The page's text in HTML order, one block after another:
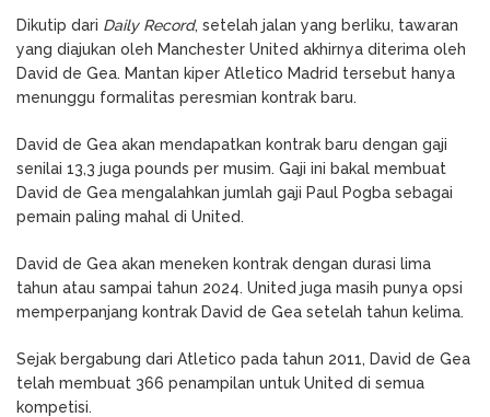
Dikutip dari Daily Record, setelah jalan yang berliku, tawaran
yang diajukan oleh Manchester United akhirnya diterima oleh
David de Gea. Mantan kiper Atletico Madrid tersebut hanya
menunggu formalitas peresmian kontrak baru.
David de Gea akan mendapatkan kontrak baru dengan gaji
senilai 13,3 juga pounds per musim. Gaji ini bakal membuat
David de Gea mengalahkan jumlah gaji Paul Pogba sebagai
pemain paling mahal di United.
David de Gea akan meneken kontrak dengan durasi lima
tahun atau sampai tahun 2024. United juga masih punya opsi
memperpanjang kontrak David de Gea setelah tahun kelima.
Sejak bergabung dari Atletico pada tahun 2011, David de Gea
telah membuat 366 penampilan untuk United di semua
kompetisi.